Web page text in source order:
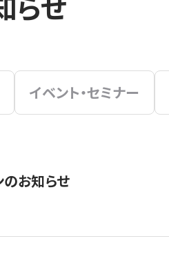
イベント・セミナー
お知らせ